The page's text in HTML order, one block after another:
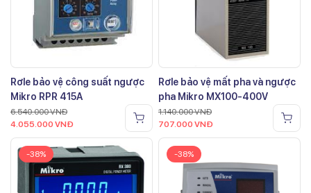
Rơle bảo vệ công suất ngược
Mikro RPR 415A
6.540.000VNĐ
4.055.000 VNĐ
Rơle bảo vệ mất pha và ngược
pha Mikro MX100-400V
1.140.000VNĐ
707.000 VNĐ
-38% -38%